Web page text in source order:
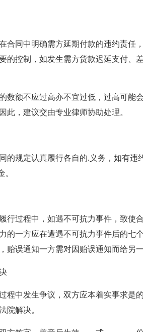
合同中明确需方延期付款的违约责任
的控制，如发生需方货款迟延支付、
数额不应过高亦不宜过低，过高可能
此，建议交由专业律师协助处理。
的规定认真履行各自的.义务，如有违
。
行过程中，如遇不可抗力事件，致使
的一方应在遭遇不可抗力事件后的七
贻误通知一方需对因贻误通知而给另
程中发生争议，双方应本着实事求是
院解决。